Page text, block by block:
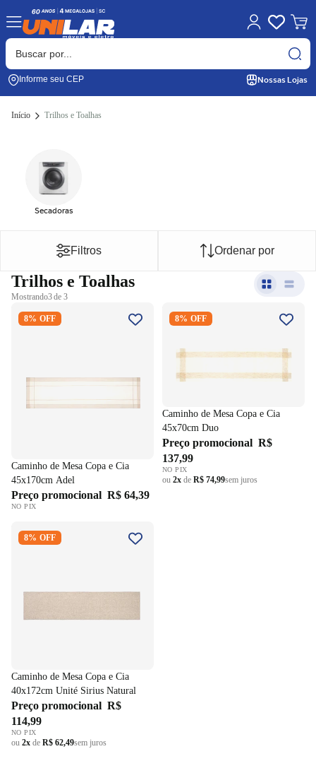
Informe seu CEP Nossas Lojas
Início Trilhos e Toalhas
Secadoras
Filtros Ordenar por
Trilhos e Toalhas
Mostrando3 de 3
45x170cm Adel
8% OFF
Caminho de Mesa Copa e Cia
45x170cm Adel
Preço promocional R$ 64,39
NO PIX
45x70cm Duo
8% OFF
Caminho de Mesa Copa e Cia
45x70cm Duo
Preço promocional R$
137,99
NO PIX
ou 2x de R$ 74,99sem juros
40x172cm Unité Sirius Natural
8% OFF
Caminho de Mesa Copa e Cia
40x172cm Unité Sirius Natural
Preço promocional R$
114,99
NO PIX
ou 2x de R$ 62,49sem juros